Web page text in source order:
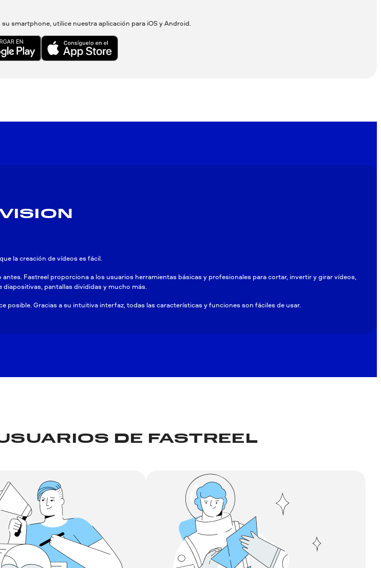
smartphone, utilice nuestra aplicación para iOS y Android.
la creación de vídeos es fácil.
Fastreel proporciona a los usuarios herramientas básicas y profesionales para cortar, invertir y girar vídeos,
diapositivas, pantallas divididas y mucho más.
posible. Gracias a su intuitiva interfaz, todas las características y funciones son fáciles de usar.
DE FASTREEL